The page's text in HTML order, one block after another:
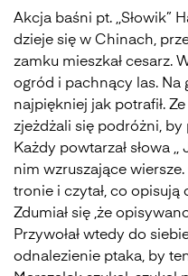
Akcja baśni pt. ,,Słowik”
dzieje się w Chinach,
zamku mieszkał cesarz.
ogród i pachnący las. Na
najpiękniej jak potrafił.
zjeżdżali się podróżni, by
Każdy powtarzał słowa
nim wzruszające wiersze.
tronie i czytał, co opisują
Zdumiał się ,że
Przywołał wtedy do
odnalezienie ptaka, by